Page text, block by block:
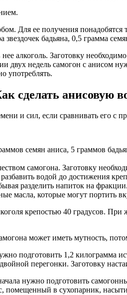
Для ее получения понадобятся
бадьяна, 0,5 грамма
алкоголь. Заготовку
двух недель самогон с анисом
употреблять.
сделать анисовую
и сил, если сравнивать его с
семян аниса, 5 граммов
самогона. Заготовку
водой до достижения
разделить напиток на
масла, которые могут портить
крепостью 40 градусов.
может иметь мутность,
подготовить 1,2 килограмма
перегонки. Заготовку
нужно подготовить
помещенный в сухопарник,